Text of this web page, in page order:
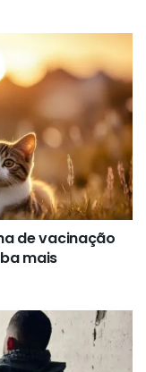
de vacinação
mais